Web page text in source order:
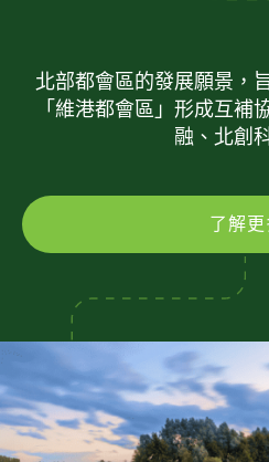
北部都會區的發展願景，
「維港都會區」形成互補
融、北創
了解更